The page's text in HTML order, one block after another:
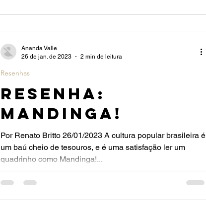
Resenha:
Mandinga!
Por Renato Britto 26/01/2023 A cultura popular brasileira é
um baú cheio de tesouros, e é uma satisfação ler um
quadrinho como Mandinga!...
Resenhas
Ananda Valle
26 de jan. de 2023
2 min de leitura